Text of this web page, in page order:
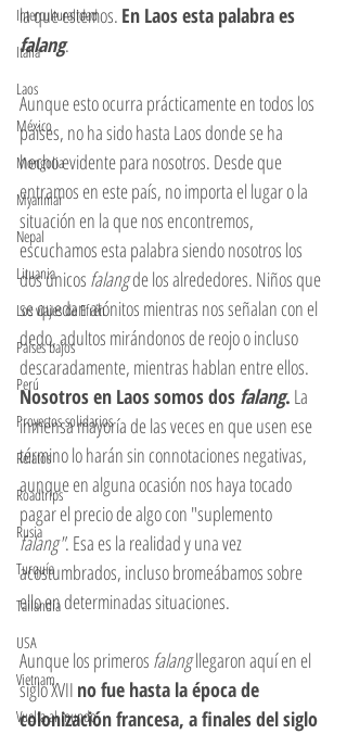
Interculturalidad
Italia
Laos
México
Mongolia
Myanmar
Nepal
Lituania
Los viajes de Efrén
Países bajos
Perú
Proyectos solidarios
Relatos
Roadtrips
Rusia
Turquía
Tailandia
USA
Vietnam
Vuelta al mundo
la que estemos. En Laos esta palabra es
falang.
Aunque esto ocurra prácticamente en todos los
países, no ha sido hasta Laos donde se ha
hecho evidente para nosotros. Desde que
entramos en este país, no importa el lugar o la
situación en la que nos encontremos,
escuchamos esta palabra siendo nosotros los
dos únicos falang de los alrededores. Niños que
se quedan atónitos mientras nos señalan con el
dedo, adultos mirándonos de reojo o incluso
descaradamente, mientras hablan entre ellos.
Nosotros en Laos somos dos falang. La
inmensa mayoría de las veces en que usen ese
término lo harán sin connotaciones negativas,
aunque en alguna ocasión nos haya tocado
pagar el precio de algo con "suplemento
falang". Esa es la realidad y una vez
acostumbrados, incluso bromeábamos sobre
ello en determinadas situaciones.
Aunque los primeros falang llegaron aquí en el
siglo XVII no fue hasta la época de
colonización francesa, a finales del siglo